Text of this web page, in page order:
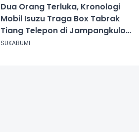
Dua Orang Terluka, Kronologi
Mobil Isuzu Traga Box Tabrak
Tiang Telepon di Jampangkulon
Sukabumi
SUKABUMI